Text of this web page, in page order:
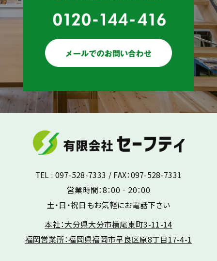
TEL : 097-528-7333 / FAX：097-528-7331
営業時間：8：00‐20：00
土・日・祝日もお気軽にお電話下さい
本社：大分県大分市横尾東町3-11-14
福岡営業所：福岡県福岡市早良区原8丁目17-4-1